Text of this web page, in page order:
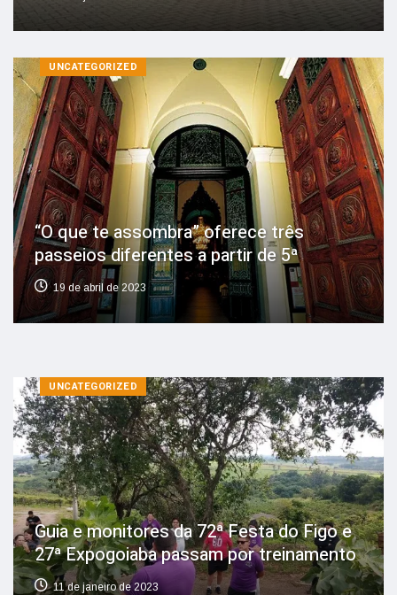
UNCATEGORIZED
“O que te assombra” oferece três
passeios diferentes a partir de 5ª
19 de abril de 2023
UNCATEGORIZED
Guia e monitores da 72ª Festa do Figo e
27ª Expogoiaba passam por treinamento
11 de janeiro de 2023